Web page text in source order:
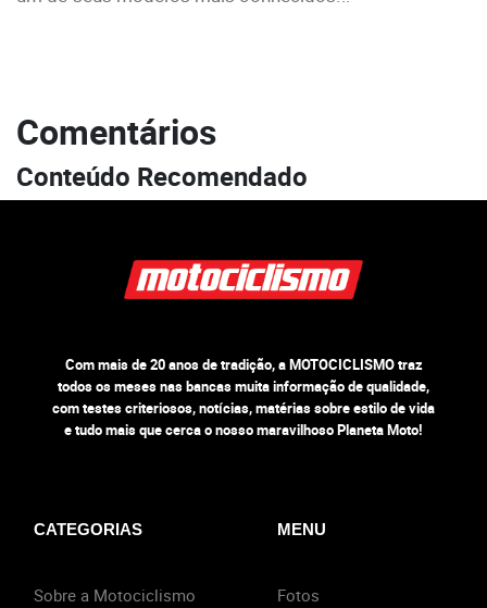
Comentários
Conteúdo Recomendado
Com mais de 20 anos de tradição, a MOTOCICLISMO traz
todos os meses nas bancas muita informação de qualidade,
com testes criteriosos, notícias, matérias sobre estilo de vida
e tudo mais que cerca o nosso maravilhoso Planeta Moto!
CATEGORIAS
Sobre a Motociclismo
MENU
Fotos